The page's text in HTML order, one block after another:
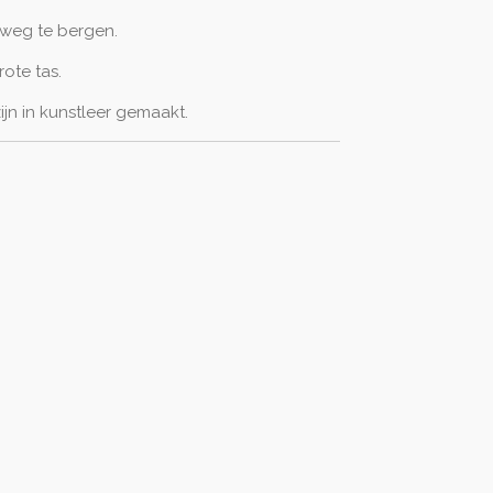
te bergen.
tas.
in kunstleer gemaakt.